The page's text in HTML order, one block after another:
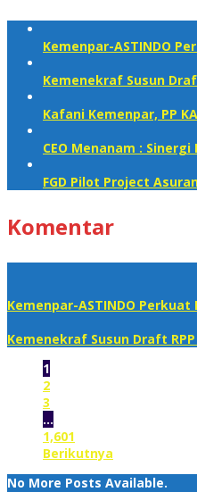
Kemenpar-ASTINDO
Kemenekraf Susun
Kafani Kemenpar, PP
CEO Menanam :
FGD Pilot Project
Komentar
Kemenpar-ASTINDO
Kemenekraf Susun Draft
1
2
3
…
1,601
Berikutnya
No More Posts Available.